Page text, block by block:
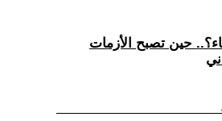
حين تصبح الأزمات